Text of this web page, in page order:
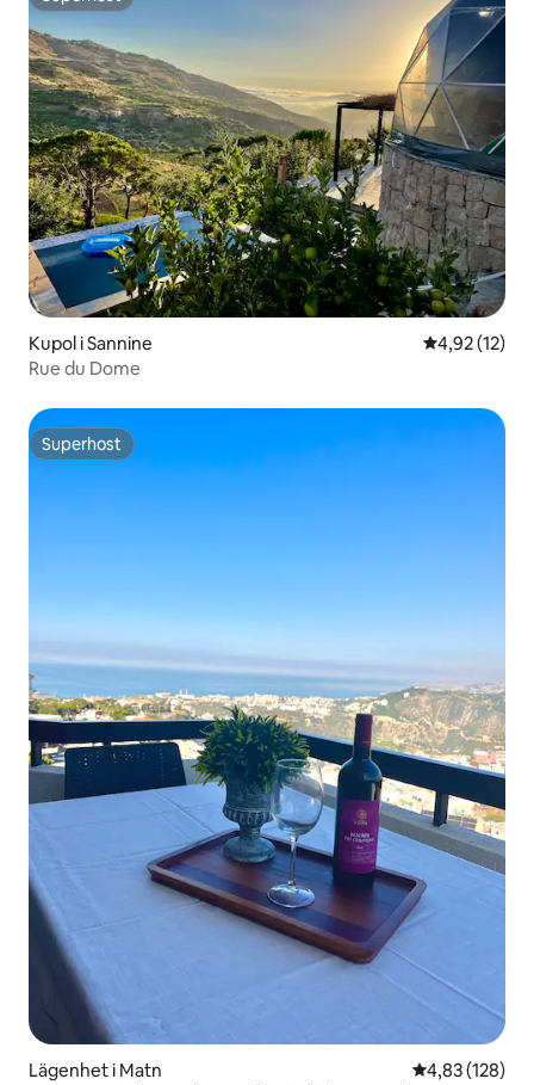
Superhost
Kupol i Sannine 4,92 av 5 i
4,92 (12)
Rue du Dome
Superhost
Superhost
Lägenhet i Matn 4,83 av 5 i
4,83 (128)